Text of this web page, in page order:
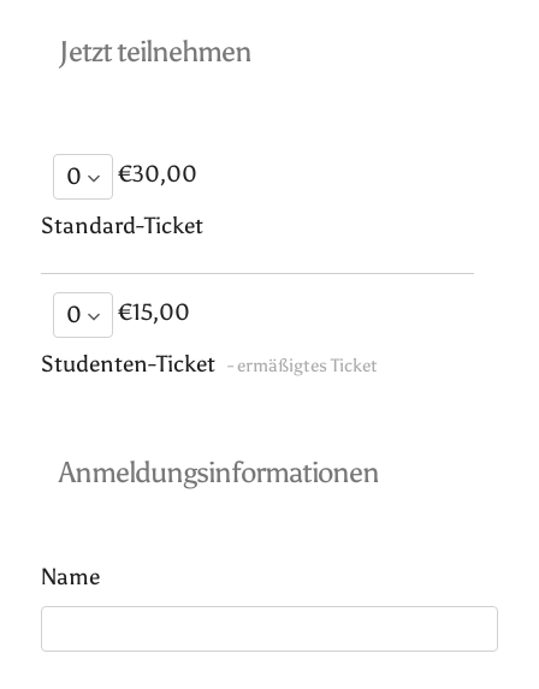
Jetzt teilnehmen
€30,00
Standard-Ticket
€15,00
Studenten-Ticket - ermäßigtes Ticket
Anmeldungsinformationen
Name